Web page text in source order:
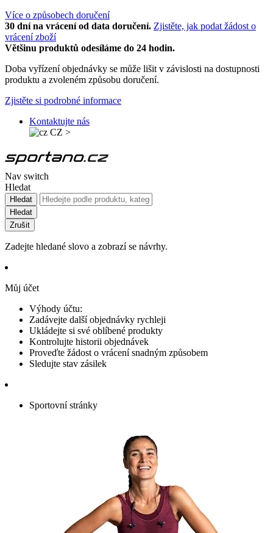
Více o způsobech doručení
30 dní na vrácení od data doručení. Zjistěte, jak podat žádost o
vrácení zboží
Většinu produktů odesíláme do 24 hodin.
Doba vyřízení objednávky se může lišit v závislosti na dostupnosti
produktu a zvoleném způsobu doručení.
Zjistěte si podrobné informace
Kontaktujte nás
CZ >
Nav switch
Hledat
Hledat
Hledat
Zrušit
Zadejte hledané slovo a zobrazí se návrhy.
Můj účet
Výhody účtu:
Zadávejte další objednávky rychleji
Ukládejte si své oblíbené produkty
Kontrolujte historii objednávek
Proveďte žádost o vrácení snadným způsobem
Sledujte stav zásilek
Sportovní stránky